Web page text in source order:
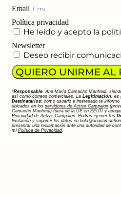
Email
Política privacidad
He leído y acepto la
Newsletter
Deseo recibir
QUIERO UNIRME AL
*Responsable: Ana María Camacho Manfredi,
así como correos comerciales. La Legitimación: es
Destinatarios: como usuario e interesado te
ubicados en los servidores de Active Campaign
Camacho Manfredi) fuera de la UE en EEUU y
Privacidad de Active Campaign. Podrás ejercer tus
limitación y suprimir los datos en
presentar una reclamación ante una autoridad de
mi Política de Privacidad.